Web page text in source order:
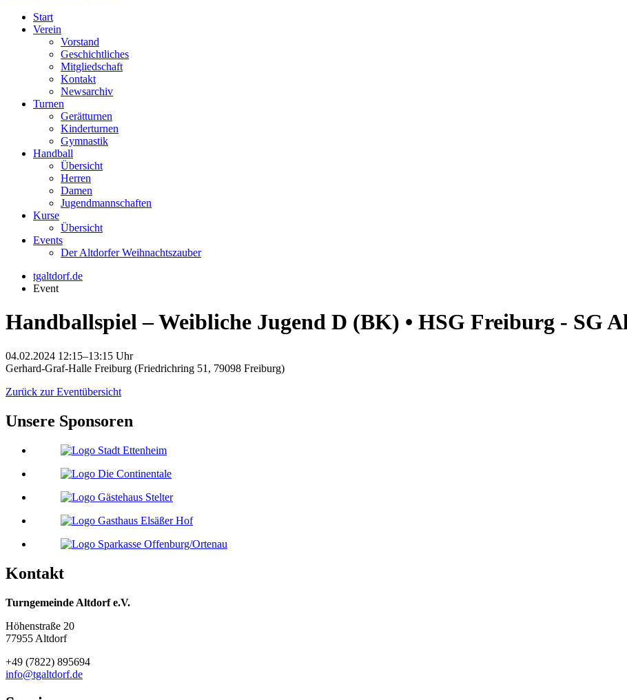
Start
Verein
Vorstand
Geschichtliches
Mitgliedschaft
Kontakt
Newsarchiv
Turnen
Gerätturnen
Kinderturnen
Gymnastik
Handball
Übersicht
Herren
Damen
Jugendmannschaften
Kurse
Übersicht
Events
Der Altdorfer Weihnachtszauber
tgaltdorf.de
Event
Handballspiel – Weibliche Jugend D (BK) • HSG Freiburg - SG
04.02.2024 12:15–13:15 Uhr
Gerhard-Graf-Halle Freiburg (Friedrichring 51, 79098 Freiburg)
Zurück zur Eventübersicht
Unsere Sponsoren
Kontakt
Turngemeinde Altdorf e.V.
Höhenstraße 20
77955 Altdorf
+49 (7822) 895694
info@tgaltdorf.de